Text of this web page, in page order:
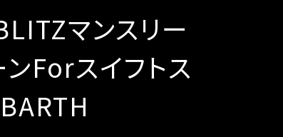
マンスリー
Forスイフトス